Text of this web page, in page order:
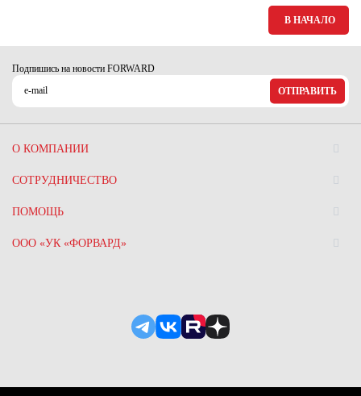
В НАЧАЛО
Подпишись на новости FORWARD
ОТПРАВИТЬ
О КОМПАНИИ
СОТРУДНИЧЕСТВО
ПОМОЩЬ
ООО «УК «ФОРВАРД»